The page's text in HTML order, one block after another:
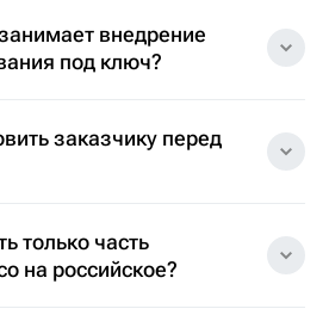
внедрение
под ключ?
заказчику перед
только часть
на российское?